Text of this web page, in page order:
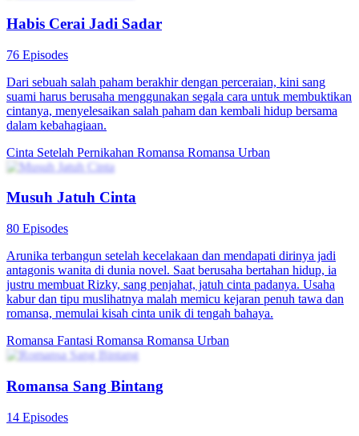
Habis Cerai Jadi Sadar
76 Episodes
Dari sebuah salah paham berakhir dengan perceraian, kini sang
suami harus berusaha menggunakan segala cara untuk membuktikan
cintanya, menyelesaikan salah paham dan kembali hidup bersama
dalam kebahagiaan.
Cinta Setelah Pernikahan Romansa Romansa Urban
Musuh Jatuh Cinta
80 Episodes
Arunika terbangun setelah kecelakaan dan mendapati dirinya jadi
antagonis wanita di dunia novel. Saat berusaha bertahan hidup, ia
justru membuat Rizky, sang penjahat, jatuh cinta padanya. Usaha
kabur dan tipu muslihatnya malah memicu kejaran penuh tawa dan
romansa, memulai kisah cinta unik di tengah bahaya.
Romansa Fantasi Romansa Romansa Urban
Romansa Sang Bintang
14 Episodes